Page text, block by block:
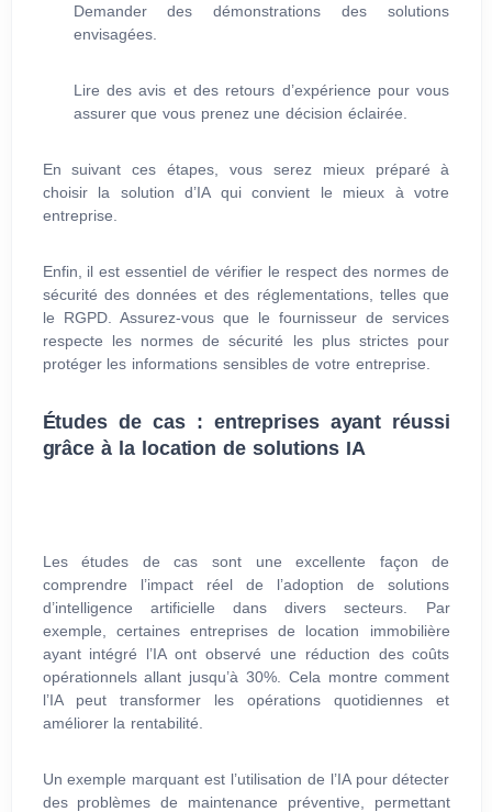
Demander des démonstrations des solutions
envisagées.
Lire des avis et des retours d’expérience pour vous
assurer que vous prenez une décision éclairée.
En suivant ces étapes, vous serez mieux préparé à
choisir la solution d’IA qui convient le mieux à votre
entreprise.
Enfin, il est essentiel de vérifier le respect des normes de
sécurité des données et des réglementations, telles que
le RGPD. Assurez-vous que le fournisseur de services
respecte les normes de sécurité les plus strictes pour
protéger les informations sensibles de votre entreprise.
Études de cas : entreprises ayant réussi
grâce à la location de solutions IA
Les études de cas sont une excellente façon de
comprendre l’impact réel de l’adoption de solutions
d’intelligence artificielle dans divers secteurs. Par
exemple, certaines entreprises de location immobilière
ayant intégré l’IA ont observé une réduction des coûts
opérationnels allant jusqu’à 30%. Cela montre comment
l’IA peut transformer les opérations quotidiennes et
améliorer la rentabilité.
Un exemple marquant est l’utilisation de l’IA pour détecter
des problèmes de maintenance préventive, permettant